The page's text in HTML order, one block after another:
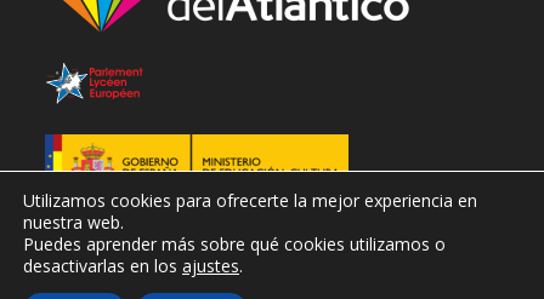
pestaña pestaña pestaña pestaña
Utilizamos cookies para ofrecerte la mejor experiencia en
nuestra web.
Puedes aprender más sobre qué cookies utilizamos o
desactivarlas en los ajustes.